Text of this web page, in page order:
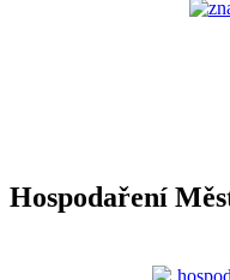
Hospodaření